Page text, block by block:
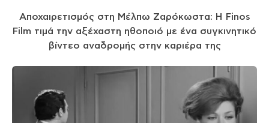
Αποχαιρετισμός στη Μέλπω Ζαρόκωστα: Η Finos
Film τιμά την αξέχαστη ηθοποιό με ένα συγκινητικό
βίντεο αναδρομής στην καριέρα της